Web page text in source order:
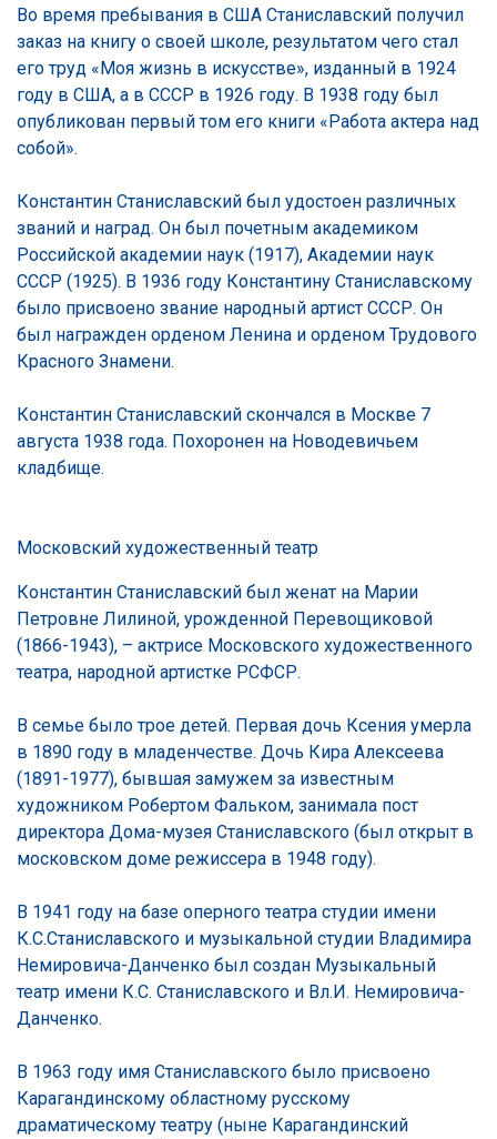
Во время пребывания в США Станиславский получил
заказ на книгу о своей школе, результатом чего стал
его труд «Моя жизнь в искусстве», изданный в 1924
году в США, а в СССР в 1926 году. В 1938 году был
опубликован первый том его книги «Работа актера над
собой».
Константин Станиславский был удостоен различных
званий и наград. Он был почетным академиком
Российской академии наук (1917), Академии наук
СССР (1925). В 1936 году Константину Станиславскому
было присвоено звание народный артист СССР. Он
был награжден орденом Ленина и орденом Трудового
Красного Знамени.
Константин Станиславский скончался в Москве 7
августа 1938 года. Похоронен на Новодевичьем
кладбище.
Московский художественный театр
Константин Станиславский был женат на Марии
Петровне Лилиной, урожденной Перевощиковой
(1866-1943), – актрисе Московского художественного
театра, народной артистке РСФСР.
В семье было трое детей. Первая дочь Ксения умерла
в 1890 году в младенчестве. Дочь Кира Алексеева
(1891-1977), бывшая замужем за известным
художником Робертом Фальком, занимала пост
директора Дома-музея Станиславского (был открыт в
московском доме режиссера в 1948 году).
В 1941 году на базе оперного театра студии имени
К.С.Станиславского и музыкальной студии Владимира
Немировича-Данченко был создан Музыкальный
театр имени К.С. Станиславского и Вл.И. Немировича-
Данченко.
В 1963 году имя Станиславского было присвоено
Карагандинскому областному русскому
драматическому театру (ныне Карагандинский